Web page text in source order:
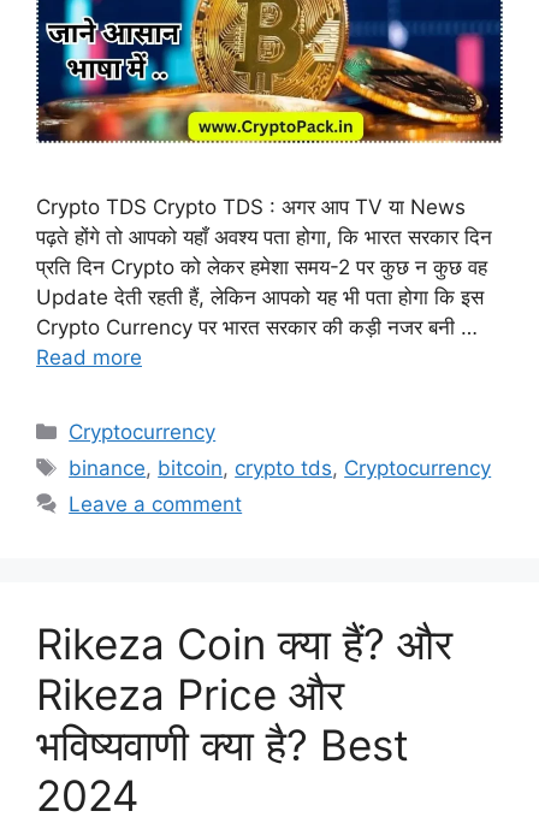
Crypto TDS Crypto TDS : अगर आप TV या News
पढ़ते होंगे तो आपको यहाँ अवश्य पता होगा, कि भारत सरकार दिन
प्रति दिन Crypto को लेकर हमेशा समय-2 पर कुछ न कुछ वह
Update देती रहती हैं, लेकिन आपको यह भी पता होगा कि इस
Crypto Currency पर भारत सरकार की कड़ी नजर बनी …
Read more
Categories
Cryptocurrency
Tags
binance, bitcoin, crypto tds, Cryptocurrency
Leave a comment
Rikeza Coin क्या हैं? और
Rikeza Price और
भविष्यवाणी क्या है? Best
2024